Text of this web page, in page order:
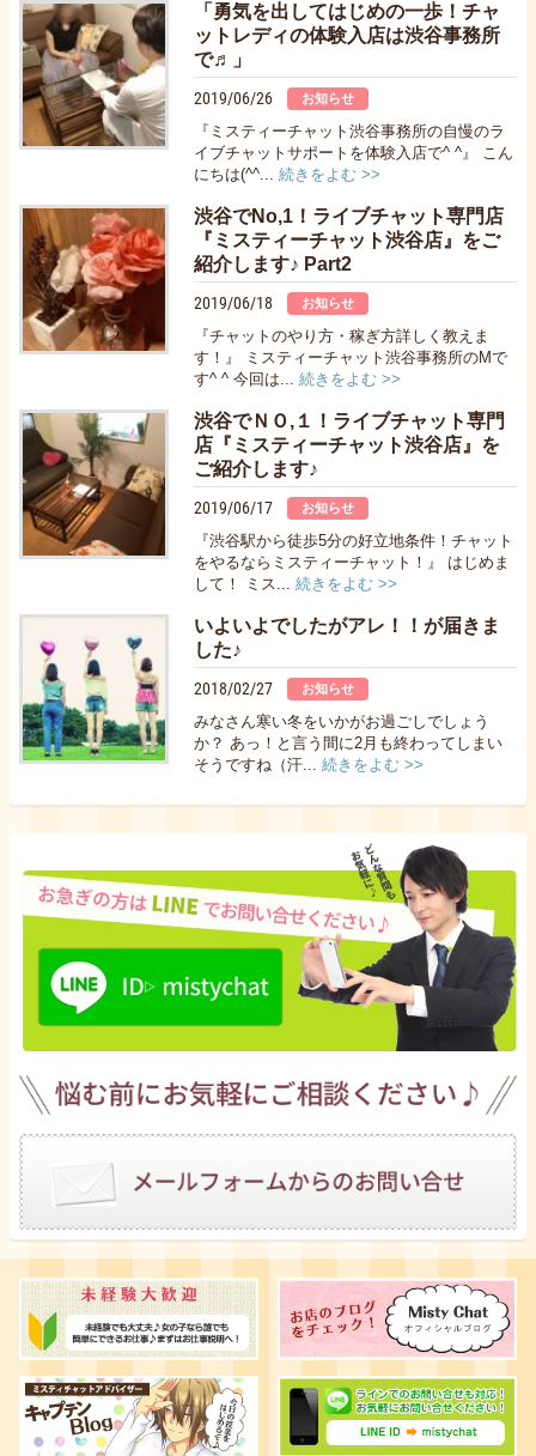
「勇気を出してはじめの一歩！チャ
ットレディの体験入店は渋谷事務所
で♬」
2019/06/26 お知らせ
『ミスティーチャット渋谷事務所の自慢のラ
イブチャットサポートを体験入店で^ ^』 こん
にちは(^^... 続きをよむ >>
渋谷でNo,1！ライブチャット専門店
『ミスティーチャット渋谷店』をご
紹介します♪ Part2
2019/06/18 お知らせ
『チャットのやり方・稼ぎ方詳しく教えま
す！』 ミスティーチャット渋谷事務所のMで
す^ ^ 今回は... 続きをよむ >>
渋谷でＮＯ,１！ライブチャット専門
店『ミスティーチャット渋谷店』を
ご紹介します♪
2019/06/17 お知らせ
『渋谷駅から徒歩5分の好立地条件！チャット
をやるならミスティーチャット！』 はじめま
して！ ミス... 続きをよむ >>
いよいよでしたがアレ！！が届きま
した♪
2018/02/27 お知らせ
みなさん寒い冬をいかがお過ごしでしょう
か？ あっ！と言う間に2月も終わってしまい
そうですね（汗... 続きをよむ >>